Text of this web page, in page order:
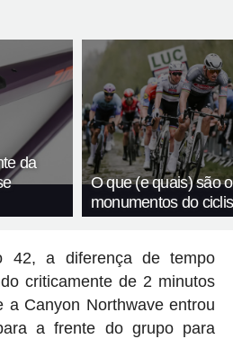
da
O que (e quais) são
monumentos do
42, a diferença de tempo
criticamente de 2 minutos
a Canyon Northwave entrou
a frente do grupo para